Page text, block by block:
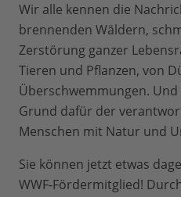
Wir alle kennen die
brennenden Wäldern,
Zerstörung ganzer
Tieren und Pflanzen, von
Überschwemmungen.
Grund dafür der
Menschen mit Natur und
Sie können jetzt etwas
WWF-Fördermitglied!